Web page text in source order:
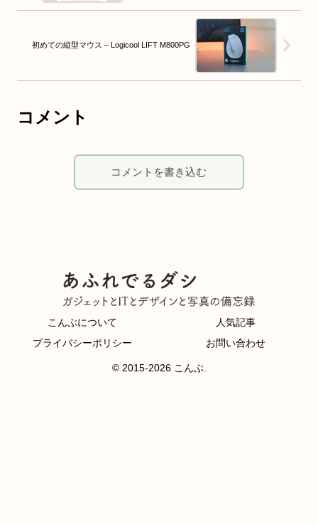
初めての縦型マウス – Logicool LIFT M800PG
コメント
コメントを書き込む
こんぶについて
人気記事
プライバシーポリシー
お問い合わせ
© 2015-2026 こんぶ.